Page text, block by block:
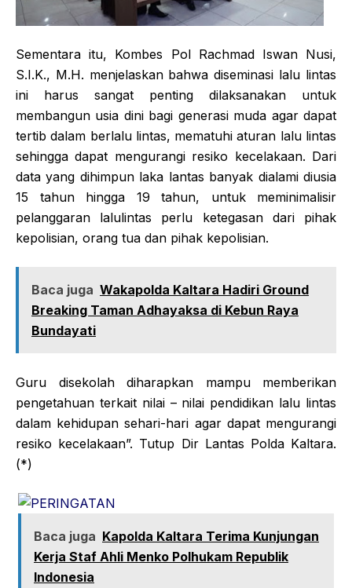
Sementara itu, Kombes Pol Rachmad Iswan Nusi,
S.I.K., M.H. menjelaskan bahwa diseminasi lalu lintas
ini harus sangat penting dilaksanakan untuk
membangun usia dini bagi generasi muda agar dapat
tertib dalam berlalu lintas, mematuhi aturan lalu lintas
sehingga dapat mengurangi resiko kecelakaan. Dari
data yang dihimpun laka lantas banyak dialami diusia
15 tahun hingga 19 tahun, untuk meminimalisir
pelanggaran lalulintas perlu ketegasan dari pihak
kepolisian, orang tua dan pihak kepolisian.
Baca juga Wakapolda Kaltara Hadiri Ground
Breaking Taman Adhayaksa di Kebun Raya
Bundayati
Guru disekolah diharapkan mampu memberikan
pengetahuan terkait nilai – nilai pendidikan lalu lintas
dalam kehidupan sehari-hari agar dapat mengurangi
resiko kecelakaan”. Tutup Dir Lantas Polda Kaltara.
(*)
Baca juga Kapolda Kaltara Terima Kunjungan
Kerja Staf Ahli Menko Polhukam Republik
Indonesia